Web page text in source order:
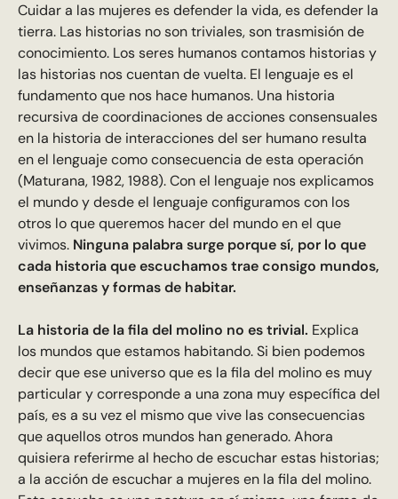
Cuidar a las mujeres es defender la vida, es defender la
tierra. Las historias no son triviales, son trasmisión de
conocimiento. Los seres humanos contamos historias y
las historias nos cuentan de vuelta. El lenguaje es el
fundamento que nos hace humanos. Una historia
recursiva de coordinaciones de acciones consensuales
en la historia de interacciones del ser humano resulta
en el lenguaje como consecuencia de esta operación
(Maturana, 1982, 1988). Con el lenguaje nos explicamos
el mundo y desde el lenguaje configuramos con los
otros lo que queremos hacer del mundo en el que
vivimos. Ninguna palabra surge porque sí, por lo que
cada historia que escuchamos trae consigo mundos,
enseñanzas y formas de habitar.
La historia de la fila del molino no es trivial. Explica
los mundos que estamos habitando. Si bien podemos
decir que ese universo que es la fila del molino es muy
particular y corresponde a una zona muy específica del
país, es a su vez el mismo que vive las consecuencias
que aquellos otros mundos han generado. Ahora
quisiera referirme al hecho de escuchar estas historias;
a la acción de escuchar a mujeres en la fila del molino.